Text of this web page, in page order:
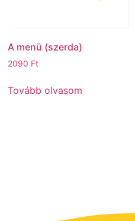
A menü (szerda)
2090 Ft
Tovább olvasom